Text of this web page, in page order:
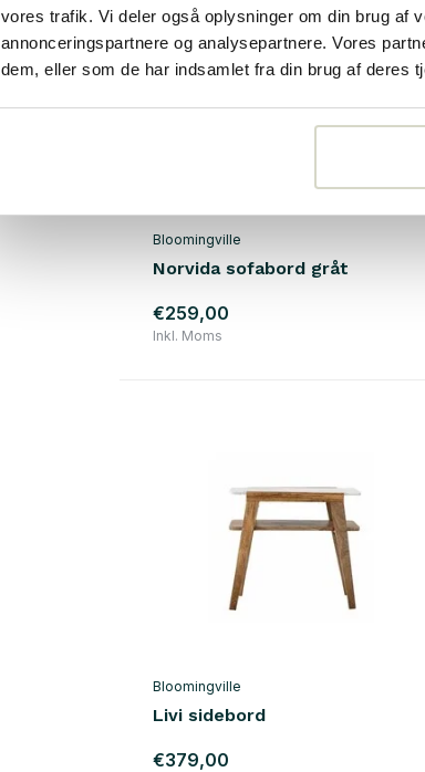
vores trafik. Vi deler også oplysninger om din brug af
annonceringspartnere og analysepartnere. Vores
dem, eller som de har indsamlet fra din brug af deres
Bloomingville
Norvida sofabord gråt
€259,00
Inkl. Moms
Bloomingville
Livi sidebord
€379,00